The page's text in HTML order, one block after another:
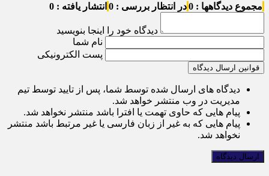
مجموع دیدگاهها : 0 در انتظار بررسی : 0 انتشار یافته : 0
دیدگاه خود را اینجا بنویسید
نام شما
پست الکترونیکی
قوانین ارسال دیدگاه
دیدگاه های ارسال شده توسط شما، پس از تایید توسط تیم
مدیریت در وب منتشر خواهد شد.
پیام هایی که حاوی تهمت یا افترا باشد منتشر نخواهد شد.
پیام هایی که به غیر از زبان فارسی یا غیر مرتبط باشد منتشر
نخواهد شد.